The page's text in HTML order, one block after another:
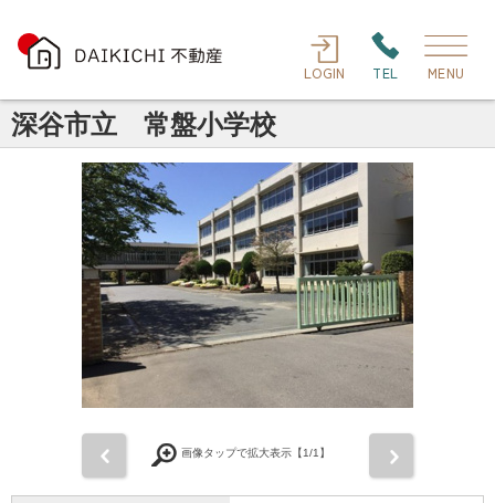
LOGIN TEL MENU
深谷市立 常盤小学校
画像タップで拡大表示【1/1】